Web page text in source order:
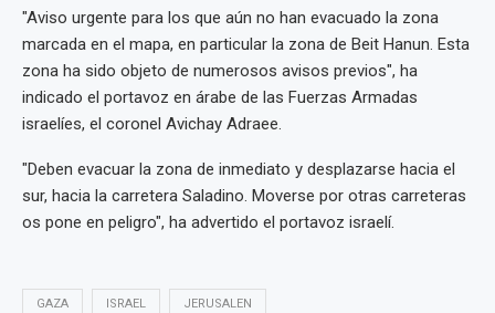
"Aviso urgente para los que aún no han evacuado la zona
marcada en el mapa, en particular la zona de Beit Hanun. Esta
zona ha sido objeto de numerosos avisos previos", ha
indicado el portavoz en árabe de las Fuerzas Armadas
israelíes, el coronel Avichay Adraee.
"Deben evacuar la zona de inmediato y desplazarse hacia el
sur, hacia la carretera Saladino. Moverse por otras carreteras
os pone en peligro", ha advertido el portavoz israelí.
GAZA ISRAEL JERUSALEN